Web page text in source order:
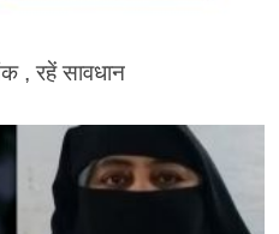
, रहें सावधान